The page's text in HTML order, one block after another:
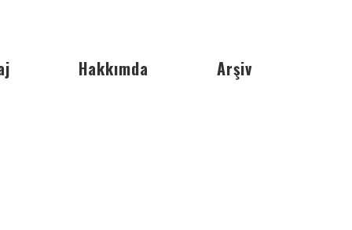
Hakkımda Arşiv